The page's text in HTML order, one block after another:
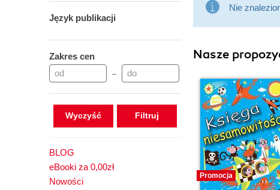
Język publikacji
Zakres cen
–
Wyczyść
BLOG
eBooki za 0,00zł
Nowości
Nie
Nasze
Promocja